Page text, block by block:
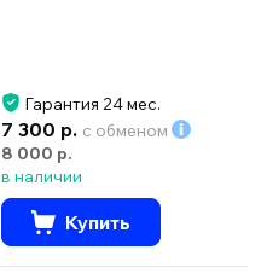
Гарантия 24 мес.
7 300 р. с обменом
8 000 р.
в наличии
Купить